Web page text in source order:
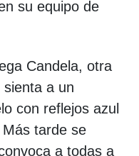
su equipo de
Candela, otra
a un
con reflejos azul
tarde se
a todas a